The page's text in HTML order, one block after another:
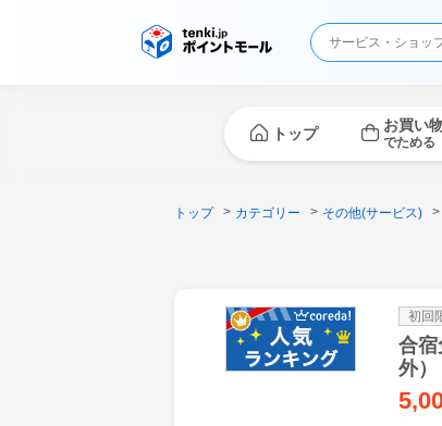
トップ お買い
でためる
トップ カテゴリー その他(サービス)
初回
合宿
外）